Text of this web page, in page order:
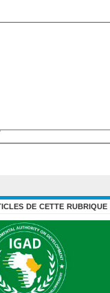
de cette rubrique